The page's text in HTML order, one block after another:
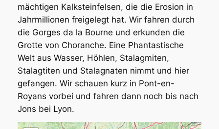
mächtigen Kalksteinfelsen, die die Erosion in
Jahrmillionen freigelegt hat. Wir fahren durch
die Gorges da la Bourne und erkunden die
Grotte von Choranche. Eine Phantastische
Welt aus Wasser, Höhlen, Stalagmiten,
Stalagtiten und Stalagnaten nimmt und hier
gefangen. Wir schauen kurz in Pont-en-
Royans vorbei und fahren dann noch bis nach
Jons bei Lyon.